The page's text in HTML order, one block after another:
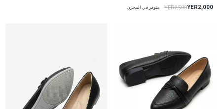
YER2,000
YER2,500 متوفر في المخزن